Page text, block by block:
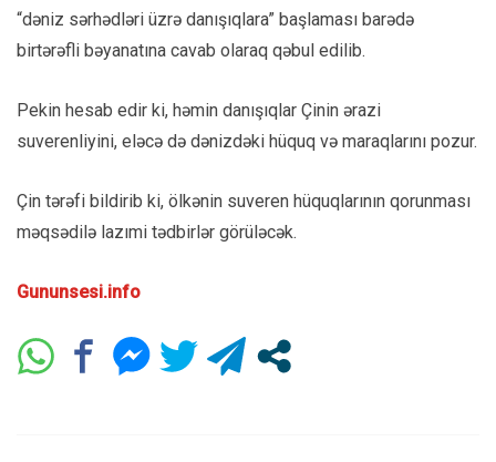
“dəniz sərhədləri üzrə danışıqlara” başlaması barədə
birtərəfli bəyanatına cavab olaraq qəbul edilib.
Pekin hesab edir ki, həmin danışıqlar Çinin ərazi
suverenliyini, eləcə də dənizdəki hüquq və maraqlarını pozur.
Çin tərəfi bildirib ki, ölkənin suveren hüquqlarının qorunması
məqsədilə lazımi tədbirlər görüləcək.
Gununsesi.info